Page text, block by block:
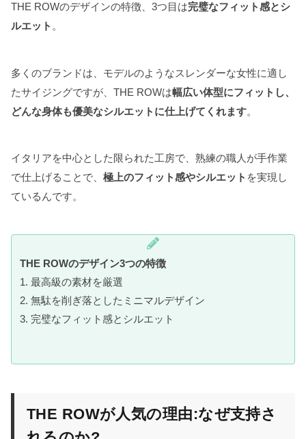
THE ROWのデザインの特徴、3つ目は完璧なフィット感とシ
ルエット 。
多くのブランドは、モデルのようなスレンダーな女性に適し
たサイジングですが、THE ROWは幅広い体型にフィットし、
どんな身体も優美なシルエットに仕上げてくれます。
イタリアを中心とした限られた工房で、熟練の職人が手作業
で仕上げることで、 極上のフィット感やシルエット を実現し
ているんです。
THE ROWのデザイン3つの特徴
1. 最高級の素材を厳選
2. 無駄を削ぎ落としたミニマルデザイン
3. 完璧なフィット感とシルエット
THE ROWが人気の理由:なぜ支持さ